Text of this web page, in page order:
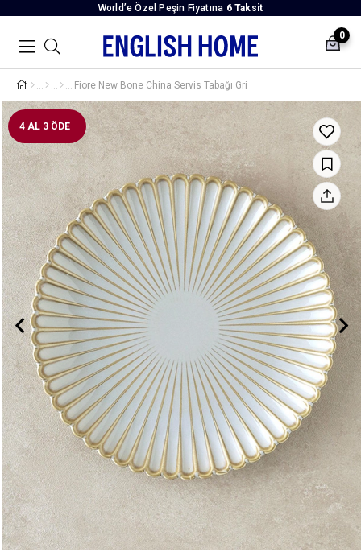
World’e Özel Peşin Fiyatına 6 Taksit
0
Fiore New Bone China Servis Tabağı Gri
4 AL 3 ÖDE